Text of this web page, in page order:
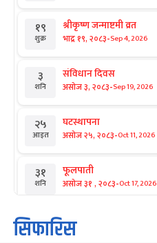
१९
शुक्र
श्रीकृष्ण जन्माष्टमी व्रत
भाद्र १९, २०८३-Sep 4, 2026
३
शनि
संविधान दिवस
असोज ३, २०८३-Sep 19, 2026
२५
आइत
घटस्थापना
असोज २५, २०८३-Oct 11, 2026
३१
शनि
फूलपाती
असोज ३१ , २०८३-Oct 17, 2026
१
आइत
कार्तिक सङ्क्रान्ति
कार्तिक १, २०८३
सिफारिस